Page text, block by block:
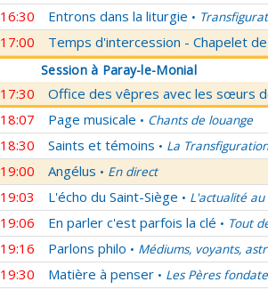
16:30 Entrons dans la liturgie •
17:00 Temps d'intercession - Chapelet
Session à Paray-le-Monial
17:30
Office des vêpres avec les sœurs
18:07
Page musicale • Chants de louange
18:30 Saints et témoins • La Transfiguration
19:00 Angélus • En direct
19:03 L'écho du Saint-Siège • L'actualité
19:06 En parler c'est parfois la clé • Tout
19:16 Parlons philo • Médiums, voyants,
19:30 Matière à penser • Les Pères